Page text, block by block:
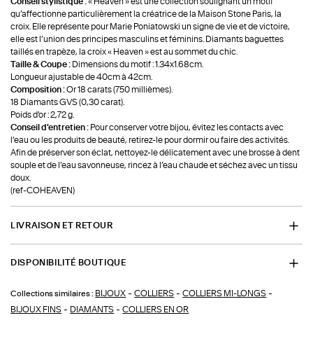
qu’affectionne particulièrement la créatrice de la Maison Stone Paris, la
croix. Elle représente pour Marie Poniatowski un signe de vie et de victoire,
elle est l’union des principes masculins et féminins. Diamants baguettes
taillés en trapèze, la croix « Heaven » est au sommet du chic.
Taille & Coupe : Dimensions du motif : 1.34x1.68cm.
Longueur ajustable de 40cm à 42cm.
Composition :Or 18 carats (750 millièmes).
18 Diamants GVS (0,30 carat).
Poids d'or : 2,72 g.
Conseil d'entretien : Pour conserver votre bijou, évitez les contacts avec
l’eau ou les produits de beauté, retirez-le pour dormir ou faire des activités.
Afin de préserver son éclat, nettoyez-le délicatement avec une brosse à dent
souple et de l’eau savonneuse, rincez à l’eau chaude et séchez avec un tissu
doux.
(ref-COHEAVEN)
LIVRAISON ET RETOUR
DISPONIBILITÉ BOUTIQUE
Collections similaires : BIJOUX -COLLIERS -COLLIERS MI-LONGS -
BIJOUX FINS - DIAMANTS -COLLIERS EN OR